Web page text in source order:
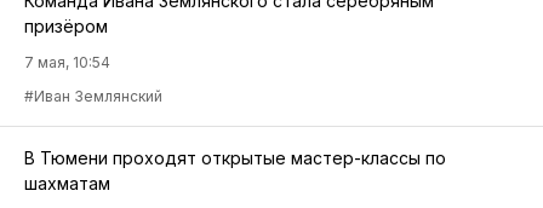
призёром
7 мая, 10:54
#Иван Землянский
В Тюмени проходят открытые мастер-классы по
шахматам